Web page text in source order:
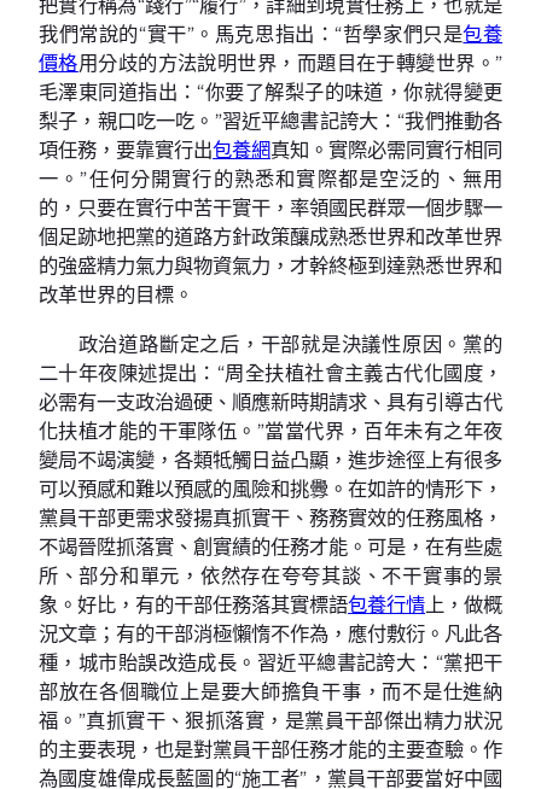
我們常說的“實干”。馬克思指出：“哲學家們只是包養
價格用分歧的方法說明世界，而題目在于轉變世界。”
毛澤東同道指出：“你要了解梨子的味道，你就得變更
梨子，親口吃一吃。”習近平總書記誇大：“我們推動各
項任務，要靠實行出包養網真知。實際必需同實行相同
一。”任何分開實行的熟悉和實際都是空泛的、無用
的，只要在實行中苦干實干，率領國民群眾一個步驟一
個足跡地把黨的道路方針政策釀成熟悉世界和改革世界
的強盛精力氣力與物資氣力，才幹終極到達熟悉世界和
改革世界的目標。
政治道路斷定之后，干部就是決議性原因。黨的
二十年夜陳述提出：“周全扶植社會主義古代化國度，
必需有一支政治過硬、順應新時期請求、具有引導古代
化扶植才能的干軍隊伍。”當當代界，百年未有之年夜
變局不竭演變，各類牴觸日益凸顯，進步途徑上有很多
可以預感和難以預感的風險和挑釁。在如許的情形下，
黨員干部更需求發揚真抓實干、務務實效的任務風格，
不竭晉陞抓落實、創實績的任務才能。可是，在有些處
所、部分和單元，依然存在夸夸其談、不干實事的景
象。好比，有的干部任務落其實標語包養行情上，做概
況文章；有的干部消極懶惰不作為，應付敷衍。凡此各
種，城市貽誤改造成長。習近平總書記誇大：“黨把干
部放在各個職位上是要大師擔負干事，而不是仕進納
福。”真抓實干、狠抓落實，是黨員干部傑出精力狀況
的主要表現，也是對黨員干部任務才能的主要查驗。作
為國度雄偉成長藍圖的“施工者”，黨員干部要當好中國